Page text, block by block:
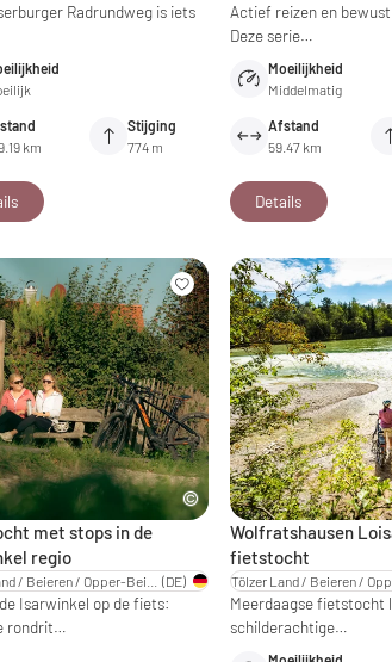
Radrundweg is iets
km
Stijging
774 m
Actief reizen en
Deze serie…
Moeilijkheid
Middelmatig
Afstand
59.47 km
Details
met stops in de
regio
(DE)
Isarwinkel op de fiets:
rondrit…
Wolfratshausen
fietstocht
Meerdaagse fietstocht
schilderachtige…